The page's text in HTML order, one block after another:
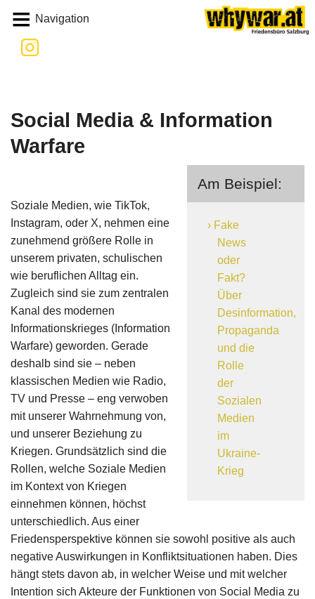
Navigation
Whywar
Social Media & Information
Warfare
Am Beispiel:
Fake
News
oder
Fakt?
Über
Desinformation,
Propaganda
und die
Rolle
der
Sozialen
Medien
im
Ukraine-
Krieg
Soziale Medien, wie TikTok,
Instagram, oder X, nehmen eine
zunehmend größere Rolle in
unserem privaten, schulischen
wie beruflichen Alltag ein.
Zugleich sind sie zum zentralen
Kanal des modernen
Informationskrieges (Information
Warfare) geworden. Gerade
deshalb sind sie – neben
klassischen Medien wie Radio,
TV und Presse – eng verwoben
mit unserer Wahrnehmung von,
und unserer Beziehung zu
Kriegen. Grundsätzlich sind die
Rollen, welche Soziale Medien
im Kontext von Kriegen
einnehmen können, höchst
unterschiedlich. Aus einer
Friedensperspektive können sie sowohl positive als auch
negative Auswirkungen in Konfliktsituationen haben. Dies
hängt stets davon ab, in welcher Weise und mit welcher
Intention sich Akteure der Funktionen von Social Media zu